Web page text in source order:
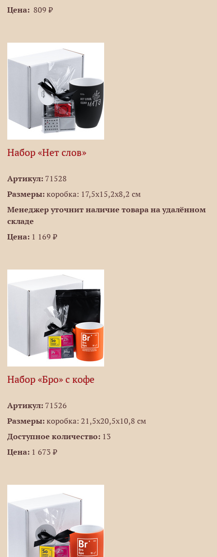
Цена: 809 ₽
Набор «Нет слов»
Артикул: 71528
Размеры: коробка: 17,5х15,2х8,2 см
Менеджер уточнит наличие товара на удалённом
складе
Цена: 1 169 ₽
Набор «Бро» с кофе
Артикул: 71526
Размеры: коробка: 21,5х20,5х10,8 см
Доступное количество: 13
Цена: 1 673 ₽